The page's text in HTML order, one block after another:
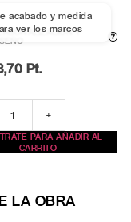
Y
?
acabado y medida
ver los marcos
Pt.
+
PARA AÑADIR AL
CARRITO
LA OBRA